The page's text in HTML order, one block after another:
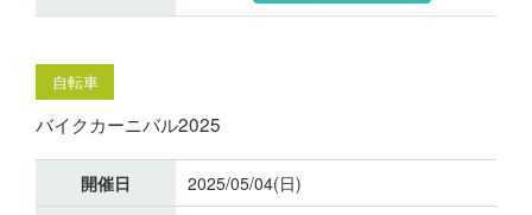
自転車
バイクカーニバル2025
開催日 2025/05/04(日)